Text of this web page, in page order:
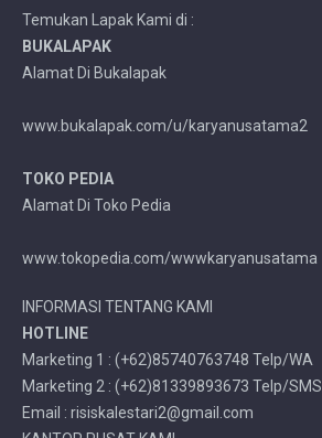
Temukan Lapak Kami di :
BUKALAPAK
Alamat Di Bukalapak
www.bukalapak.com/u/karyanusatama2
TOKO PEDIA
Alamat Di Toko Pedia
www.tokopedia.com/wwwkaryanusatama
INFORMASI TENTANG KAMI
HOTLINE
Marketing 1 : (+62)85740763748 Telp/WA
Marketing 2 : (+62)81339893673 Telp/SMS
Email : risiskalestari2@gmail.com